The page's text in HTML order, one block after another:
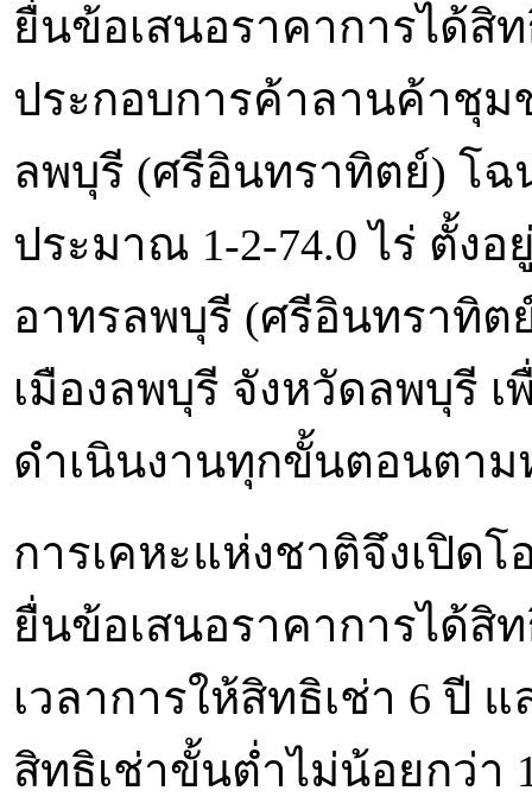
ยื่นข้อเสนอราคาการได้สิ
ประกอบการค้าลานค้าชุม
ลพบุรี (ศรีอินทราทิตย์) โฉ
ประมาณ 1-2-74.0 ไร่ ตั้ง
อาทรลพบุรี (ศรีอินทราทิต
เมืองลพบุรี จังหวัดลพบุรี เ
ดำเนินงานทุกขั้นตอนตา
การเคหะแห่งชาติจึงเปิด
ยื่นข้อเสนอราคาการได้สิ
เวลาการให้สิทธิเช่า 6 ปี
สิทธิเช่าขั้นต่ำไม่น้อยกว่า